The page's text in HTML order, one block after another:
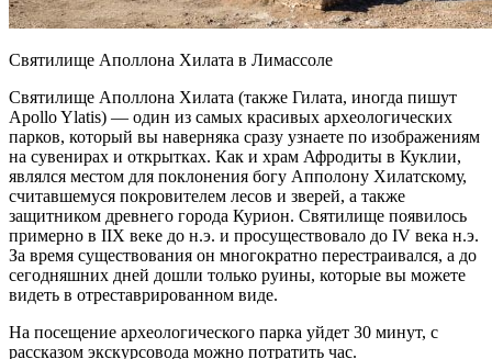
Святилище Аполлона Хилата в Лимассоле
Святилище Аполлона Хилата (также Гилата, иногда пишут
Apollo Ylatis) — один из самых красивых археологических
парков, который вы наверняка сразу узнаете по изображениям
на сувенирах и открытках. Как и храм Афродиты в Куклии,
являлся местом для поклонения богу Апполону Хилатскому,
считавшемуся покровителем лесов и зверей, а также
защитником древнего города Курион. Святилище появилось
примерно в IIX веке до н.э. и просуществовало до IV века н.э.
За время существования он многократно перестраивался, а до
сегодняшних дней дошли только руины, которые вы можете
видеть в отреставрированном виде.
На посещение археологического парка уйдет 30 минут, с
рассказом экскурсовода можно потратить час.